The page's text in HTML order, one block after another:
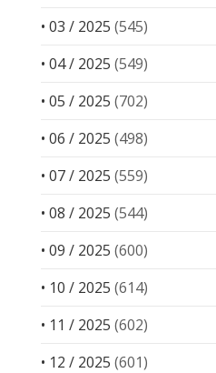
• 03 / 2025 (545)
• 04 / 2025 (549)
• 05 / 2025 (702)
• 06 / 2025 (498)
• 07 / 2025 (559)
• 08 / 2025 (544)
• 09 / 2025 (600)
• 10 / 2025 (614)
• 11 / 2025 (602)
• 12 / 2025 (601)